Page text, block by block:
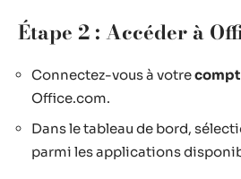
Étape 2 : Accéder à
Connectez-vous à votre
Office.com.
Dans le tableau de bord,
parmi les applications